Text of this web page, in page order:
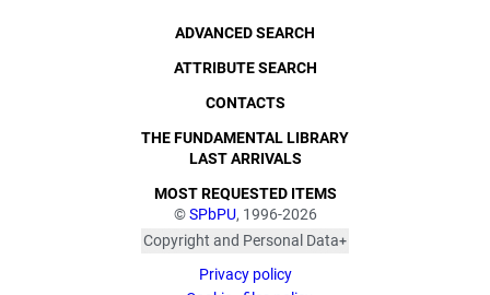
©SPbPU, 1996-2026
Copyright and Personal Data
published with the
Privacy policy
ADVANCED SEARCH
ATTRIBUTE SEARCH
CONTACTS
THE FUNDAMENTAL LIBRARY
LAST ARRIVALS
MOST REQUESTED ITEMS